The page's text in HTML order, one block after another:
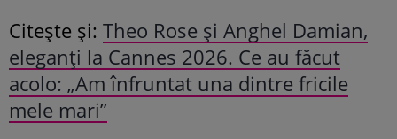
Citește și: Theo Rose și Anghel Damian,
eleganți la Cannes 2026. Ce au făcut
acolo: „Am înfruntat una dintre fricile
mele mari”